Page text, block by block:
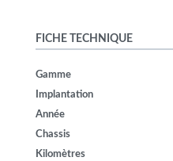
FICHE TECHNIQUE
Gamme
Implantation
Année
Chassis
Kilomètres